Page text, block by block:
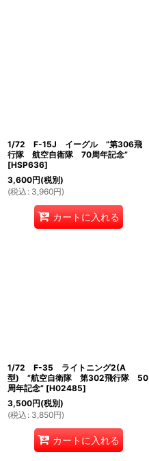
1/72 F-15J イーグル ”第306飛
行隊 航空自衛隊 70周年記念”
[HSP636]
3,600円(税別)
(税込 : 3,960円)
カートに入れる
1/72 F-35 ライトニング2(A
型) ”航空自衛隊 第302飛行隊 50
周年記念” [H02485]
3,500円(税別)
(税込 : 3,850円)
カートに入れる